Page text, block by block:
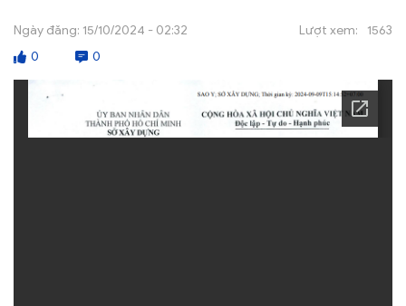
NGHIÊN CỨU
ẤN PHẨM
ĐÀO TẠO, BỒI DƯỠNG
TƯ VẤN
Ngày đăng: 15/10/2024 - 02:32 Lượt xem:
1563
0
0